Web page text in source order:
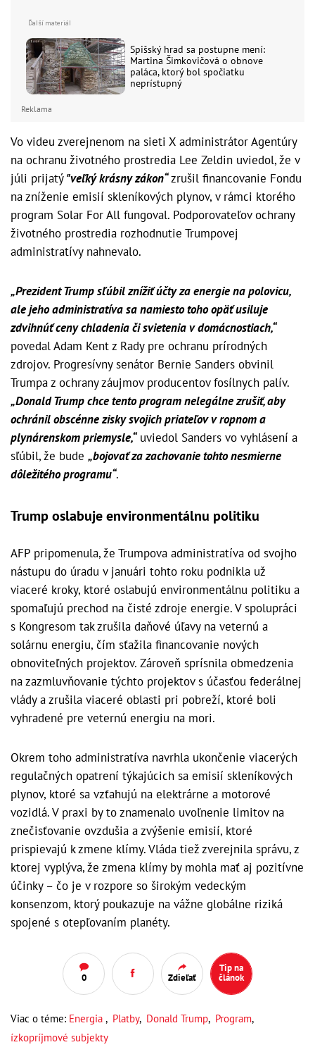
Spišský hrad sa postupne mení:
Martina Šimkovičová o obnove
paláca, ktorý bol spočiatku
neprístupný
Reklama
Vo videu zverejnenom na sieti X administrátor Agentúry
na ochranu životného prostredia Lee Zeldin uviedol, že v
júli prijatý"veľký krásny zákon“zrušil financovanie Fondu
na zníženie emisií skleníkových plynov, v rámci ktorého
program Solar For All fungoval. Podporovateľov ochrany
životného prostredia rozhodnutie Trumpovej
administratívy nahnevalo.
„Prezident Trump sľúbil znížiť účty za energie na polovicu,
ale jeho administratíva sa namiesto toho opäť usiluje
zdvihnúť ceny chladenia či svietenia v domácnostiach,“
povedal Adam Kent z Rady pre ochranu prírodných
zdrojov. Progresívny senátor Bernie Sanders obvinil
Trumpa z ochrany záujmov producentov fosílnych palív.
„Donald Trump chce tento program nelegálne zrušiť, aby
ochránil obscénne zisky svojich priateľov v ropnom a
plynárenskom priemysle,“uviedol Sanders vo vyhlásení a
sľúbil, že bude „bojovať za zachovanie tohto nesmierne
dôležitého programu“.
Trump oslabuje environmentálnu politiku
AFP pripomenula, že Trumpova administratíva od svojho
nástupu do úradu v januári tohto roku podnikla už
viaceré kroky, ktoré oslabujú environmentálnu politiku a
spomaľujú prechod na čisté zdroje energie. V spolupráci
s Kongresom tak zrušila daňové úľavy na veternú a
solárnu energiu, čím sťažila financovanie nových
obnoviteľných projektov. Zároveň sprísnila obmedzenia
na zazmluvňovanie týchto projektov s účasťou federálnej
vlády a zrušila viaceré oblasti pri pobreží, ktoré boli
vyhradené pre veternú energiu na mori.
Okrem toho administratíva navrhla ukončenie viacerých
regulačných opatrení týkajúcich sa emisií skleníkových
plynov, ktoré sa vzťahujú na elektrárne a motorové
vozidlá. V praxi by to znamenalo uvoľnenie limitov na
znečisťovanie ovzdušia a zvýšenie emisií, ktoré
prispievajú k zmene klímy. Vláda tiež zverejnila správu, z
ktorej vyplýva, že zmena klímy by mohla mať aj pozitívne
účinky – čo je v rozpore so širokým vedeckým
konsenzom, ktorý poukazuje na vážne globálne riziká
spojené s otepľovaním planéty.
0 Zdieľať
Tip na
článok
Viac o téme: Energia , Platby, Donald Trump, Program,
ízkopríjmové subjekty